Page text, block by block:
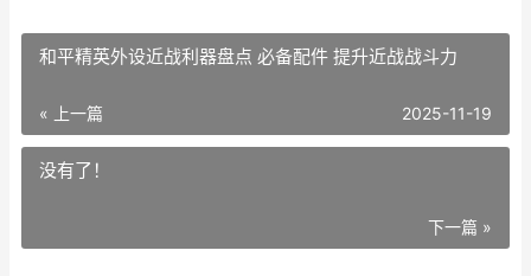
和平精英外设近战利器盘点 必备配件 提升近战战斗力
« 上一篇 2025-11-19
没有了！
下一篇 »